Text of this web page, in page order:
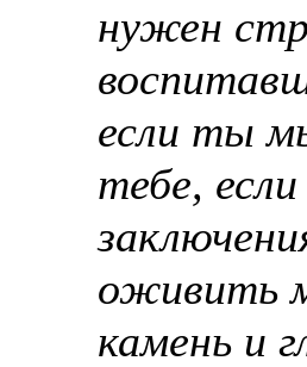
нужен
если ты
тебе,
оживить
камень и